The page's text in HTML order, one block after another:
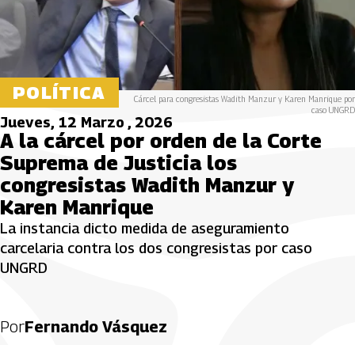
POLÍTICA
Cárcel para congresistas Wadith Manzur y Karen Manrique por
caso UNGRD
Jueves, 12 Marzo , 2026
A la cárcel por orden de la Corte
Suprema de Justicia los
congresistas Wadith Manzur y
Karen Manrique
La instancia dicto medida de aseguramiento
carcelaria contra los dos congresistas por caso
UNGRD
PorFernando Vásquez